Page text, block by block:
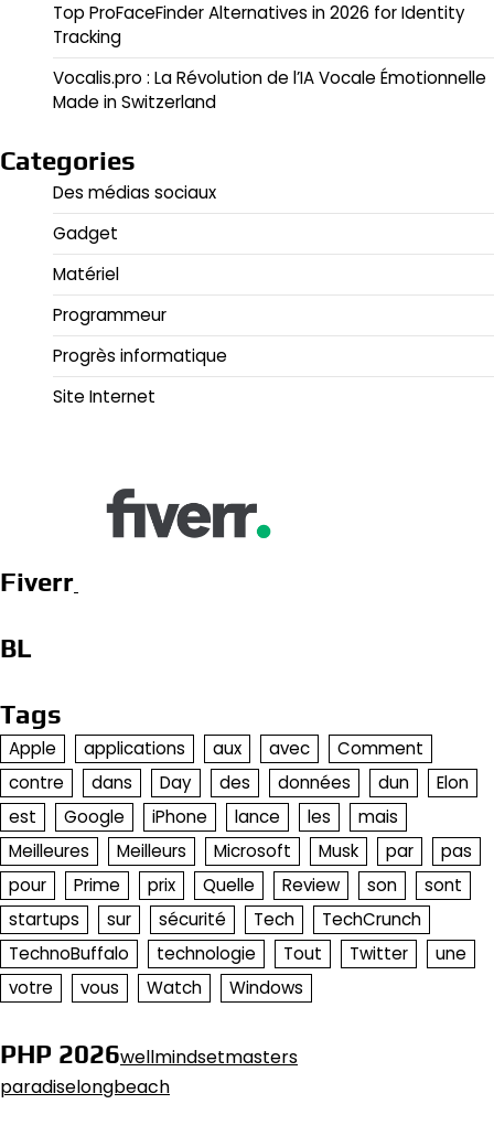
Top ProFaceFinder Alternatives in 2026 for Identity
Tracking
Vocalis.pro : La Révolution de l’IA Vocale Émotionnelle
Made in Switzerland
Categories
Des médias sociaux
Gadget
Matériel
Programmeur
Progrès informatique
Site Internet
Fiverr
BL
Tags
Apple applications aux avec
Comment
contre
dans Day des données dun
Elon
est
Google iPhone lance les
mais
Meilleures
Meilleurs Microsoft Musk par
pas
pour
Prime prix Quelle Review son
sont
startups
sur sécurité Tech
TechCrunch
TechnoBuffalo
technologie Tout Twitter
une
votre
vous Watch Windows
PHP 2026wellmindsetmasters
paradiselongbeach